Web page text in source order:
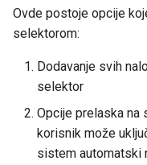
Ovde postoje opcije
selektorom:
Dodavanje svih
selektor
Opcije prelaska na
korisnik može
sistem automatski